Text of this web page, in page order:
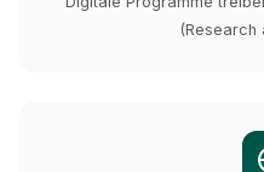
(Research